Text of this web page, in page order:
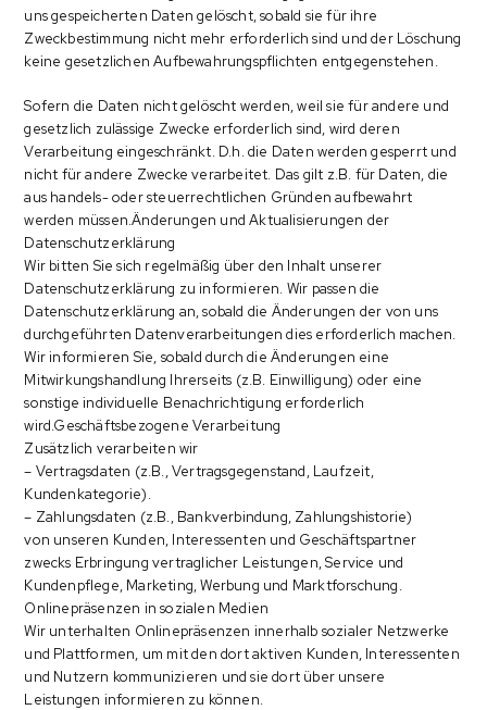
uns gespeicherten Daten gelöscht, sobald sie für ihre
Zweckbestimmung nicht mehr erforderlich sind und der Löschung
keine gesetzlichen Aufbewahrungspflichten entgegenstehen.
Sofern die Daten nicht gelöscht werden, weil sie für andere und
gesetzlich zulässige Zwecke erforderlich sind, wird deren
Verarbeitung eingeschränkt. D.h. die Daten werden gesperrt und
nicht für andere Zwecke verarbeitet. Das gilt z.B. für Daten, die
aus handels- oder steuerrechtlichen Gründen aufbewahrt
werden müssen.Änderungen und Aktualisierungen der
Datenschutzerklärung
Wir bitten Sie sich regelmäßig über den Inhalt unserer
Datenschutzerklärung zu informieren. Wir passen die
Datenschutzerklärung an, sobald die Änderungen der von uns
durchgeführten Datenverarbeitungen dies erforderlich machen.
Wir informieren Sie, sobald durch die Änderungen eine
Mitwirkungshandlung Ihrerseits (z.B. Einwilligung) oder eine
sonstige individuelle Benachrichtigung erforderlich
wird.Geschäftsbezogene Verarbeitung
Zusätzlich verarbeiten wir
– Vertragsdaten (z.B., Vertragsgegenstand, Laufzeit,
Kundenkategorie).
– Zahlungsdaten (z.B., Bankverbindung, Zahlungshistorie)
von unseren Kunden, Interessenten und Geschäftspartner
zwecks Erbringung vertraglicher Leistungen, Service und
Kundenpflege, Marketing, Werbung und Marktforschung.
Onlinepräsenzen in sozialen Medien
Wir unterhalten Onlinepräsenzen innerhalb sozialer Netzwerke
und Plattformen, um mit den dort aktiven Kunden, Interessenten
und Nutzern kommunizieren und sie dort über unsere
Leistungen informieren zu können.